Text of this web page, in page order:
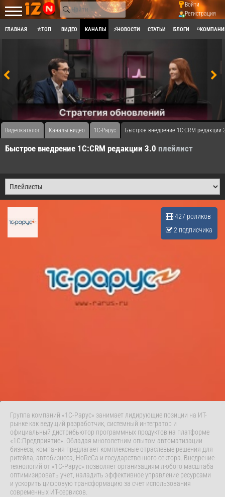
Войти
Регистрация
ГЛАВНАЯ ⭐ТОП ВИДЕО КАНАЛЫ ⚡НОВОСТИ СТАТЬИ БЛОГИ
Видеокаталог Каналы видео 1C-Рарус Быстрое внедрение 1С:CRM редакции
Быстрое внедрение 1С:CRM редакции 3.0 плейлист
427 роликов
2 подписчика
Группа компаний «1С-Рарус» занимает лидирующие позиции на ИТ-
рынке как ведущий разработчик, системный интегратор и
официальный дистрибьютор программных продуктов на платформе
«1С:Предприятие». Обладая многолетним опытом автоматизации
бизнеса, компания предлагает комплексные отраслевые решения для
ритейла, автобизнеса, HoReCa и государственного сектора. Внедрение
технологий от «1С-Рарус» позволяет организациям любого масштаба
оптимизировать учет, наладить эффективное управление ресурсами
и ускорить цифровую трансформацию за счет использования
современных ИТ-сервисов.